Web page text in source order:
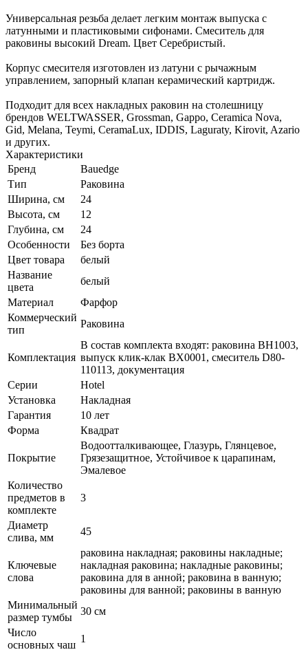
Универсальная резьба делает легким монтаж выпуска с
латунными и пластиковыми сифонами. Смеситель для
раковины высокий Dream. Цвет Серебристый.
Корпус смесителя изготовлен из латуни с рычажным
управлением, запорный клапан керамический картридж.
Подходит для всех накладных раковин на столешницу
брендов WELTWASSER, Grossman, Gappo, Ceramica Nova,
Gid, Melana, Teymi, CeramaLux, IDDIS, Laguraty, Kirovit, Azario
и других.
Характеристики
Бренд
Bauedge
Тип
Раковина
Ширина, см
24
Высота, см
12
Глубина, см
24
Особенности
Без борта
Цвет товара
белый
Название
цвета
белый
Материал
Фарфор
Коммерческий
тип
Раковина
Комплектация
В состав комплекта входят: раковина BH1003,
выпуск клик-клак BX0001, смеситель D80-
110113, документация
Серии
Hotel
Установка
Накладная
Гарантия
10 лет
Форма
Квадрат
Покрытие
Водоотталкивающее, Глазурь, Глянцевое,
Грязезащитное, Устойчивое к царапинам,
Эмалевое
Количество
предметов в
комплекте
3
Диаметр
слива, мм
45
Ключевые
слова
раковина накладная; раковины накладные;
накладная раковина; накладные раковины;
раковина для в анной; раковина в ванную;
раковины для ванной; раковины в ванную
Минимальный
размер тумбы
30 см
Число
основных чаш
1